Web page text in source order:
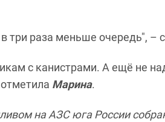
три раза меньше очередь", –
с канистрами. А ещё не
Марина.
на АЗС юга России